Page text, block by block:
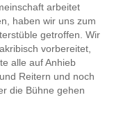
arbeitet
haben wir uns zum
getroffen. Wir
vorbereitet,
alle auf Anhieb
Reitern und noch
die Bühne gehen